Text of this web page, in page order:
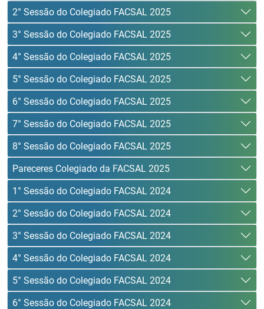
2° Sessão do Colegiado FACSAL 2025
3° Sessão do Colegiado FACSAL 2025
4° Sessão do Colegiado FACSAL 2025
5° Sessão do Colegiado FACSAL 2025
6° Sessão do Colegiado FACSAL 2025
7° Sessão do Colegiado FACSAL 2025
8° Sessão do Colegiado FACSAL 2025
Pareceres Colegiado da FACSAL 2025
1° Sessão do Colegiado FACSAL 2024
2° Sessão do Colegiado FACSAL 2024
3° Sessão do Colegiado FACSAL 2024
4° Sessão do Colegiado FACSAL 2024
5° Sessão do Colegiado FACSAL 2024
6° Sessão do Colegiado FACSAL 2024